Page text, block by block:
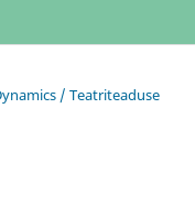
/ Teatriteaduse